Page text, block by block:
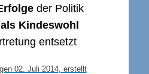
der Politik
Kindeswohl
entsetzt
02. Juli 2014, erstellt